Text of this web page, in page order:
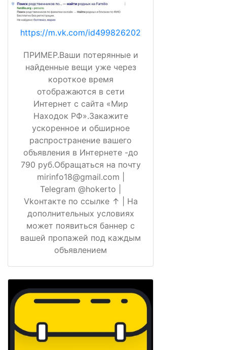
https://m.vk.com/id499826202
ПРИМЕР.Ваши потерянные и
найденные вещи уже через
короткое время
отображаются в сети
Интернет с сайта «Мир
Находок РФ».Закажите
ускоренное и обширное
распространение вашего
объявления в Интернете -до
790 руб.Обращаться на почту
mirinfo18@gmail.com |
Telegram @hokerto |
Vkонтакте по ссылке ↑ | На
дополнительных условиях
может появиться баннер с
вашей пропажей под каждым
объявлением